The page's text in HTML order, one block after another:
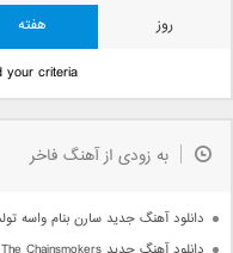
روز هفته
criteria.
به زودی از آهنگ فاخر
دانلود آهنگ جدید سارن بنام واسه